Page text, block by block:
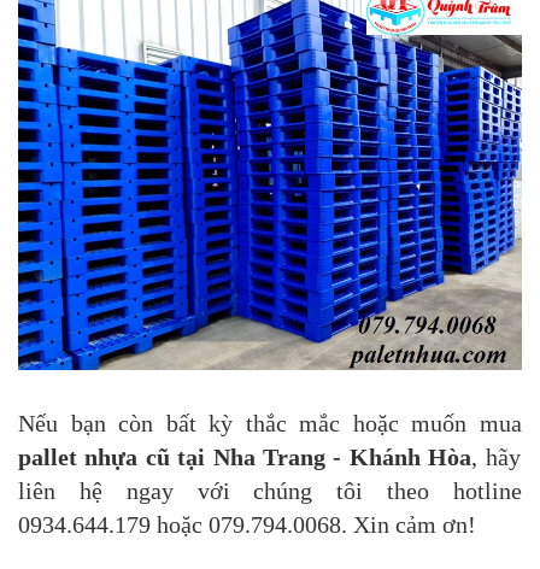
Nếu bạn còn bất kỳ thắc mắc hoặc muốn mua
pallet nhựa cũ tại Nha Trang - Khánh Hòa, hãy
liên hệ ngay với chúng tôi theo hotline
0934.644.179 hoặc 079.794.0068. Xin cảm ơn!